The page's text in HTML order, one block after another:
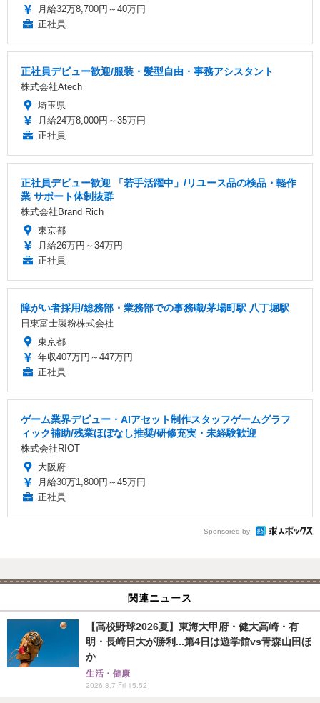
月給32万8,700円～40万円
正社員
正社員デビュー歓迎/服装・髪型自由・事務アシスタント
株式会社Atech
埼玉県
月給24万8,000円～35万円
正社員
正社員デビュー歓迎 「若手活躍中」/リユース品の検品・軽作
業 サポート体制抜群
株式会社Brand Rich
東京都
月給26万円～34万円
正社員
障がい者採用/総務部・業務部での事務職/茅場町駅 八丁堀駅
日東富士製粉株式会社
東京都
年収407万円～447万円
正社員
ゲーム業界デビュー・AIアセット制作スタッフゲームグラフ
ィック補助/残業ほぼなし推奨/研修充実・未経験歓迎
株式会社RIOT
大阪府
月給30万1,800円～45万円
正社員
Sponsored by
関連ニュース
【高校野球2026夏】東海大甲府・健大高崎・有
明・長崎日大が勝利...第4日は遊学館vs青森山田ほ
か
生活・健康
2026.8.7 Fri 15:52